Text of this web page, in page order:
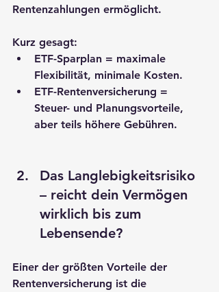
Rentenzahlungen ermöglicht.
Kurz gesagt:
ETF-Sparplan = maximale
Flexibilität, minimale Kosten.
ETF-Rentenversicherung =
Steuer- und Planungsvorteile,
aber teils höhere Gebühren.
Das Langlebigkeitsrisiko
– reicht dein Vermögen
wirklich bis zum
Lebensende?
Einer der größten Vorteile der
Rentenversicherung ist die